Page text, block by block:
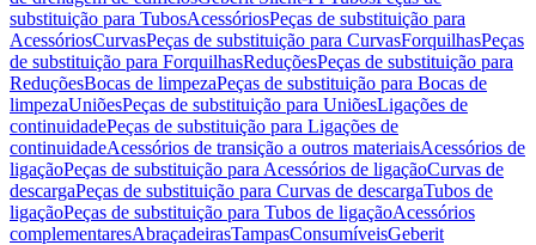
substituição para TubosAcessóriosPeças de substituição para
AcessóriosCurvasPeças de substituição para CurvasForquilhasPeças
de substituição para ForquilhasReduçõesPeças de substituição para
ReduçõesBocas de limpezaPeças de substituição para Bocas de
limpezaUniõesPeças de substituição para UniõesLigações de
continuidadePeças de substituição para Ligações de
continuidadeAcessórios de transição a outros materiaisAcessórios de
ligaçãoPeças de substituição para Acessórios de ligaçãoCurvas de
descargaPeças de substituição para Curvas de descargaTubos de
ligaçãoPeças de substituição para Tubos de ligaçãoAcessórios
complementaresAbraçadeirasTampasConsumíveisGeberit